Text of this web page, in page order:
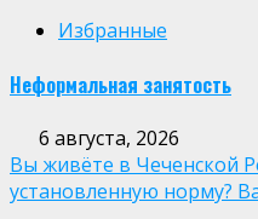
Избранные
Неформальная занятость
6 августа, 2026
Вы живёте в Чеченской
установленную норму?